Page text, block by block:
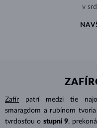
v
Zafír
patrí medzi tie
smaragdom a rubínom
tvrdosťou o stupni 9,